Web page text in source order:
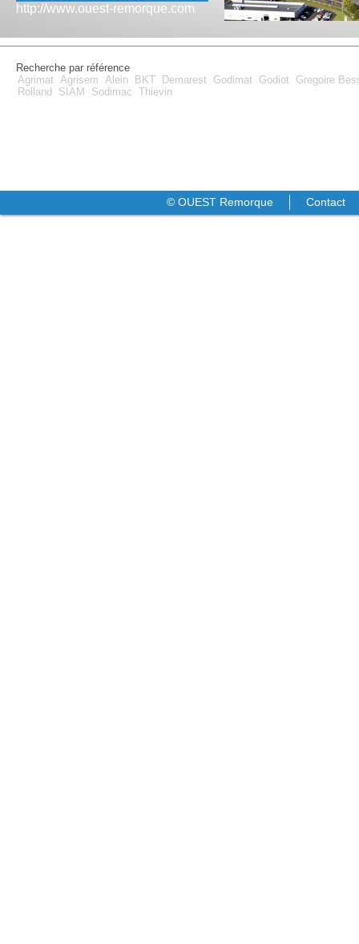
http://www.ouest-remorque.com
Recherche par référence
Agrimat Agrisem Alein BKT Demarest Godimat Godiot Gregoire
Rolland
SIAM Sodimac Thievin
© OUEST Remorque Contact